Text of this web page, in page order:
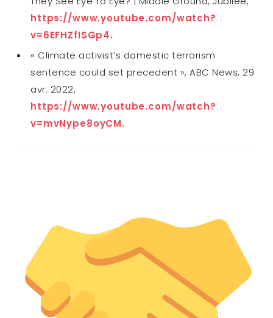
https://www.youtube.com/watch?
v=6EFHZfISGp4.
« Climate activist’s domestic terrorism
sentence could set precedent », ABC News, 29
avr. 2022,
https://www.youtube.com/watch?
v=mvNype8oyCM.